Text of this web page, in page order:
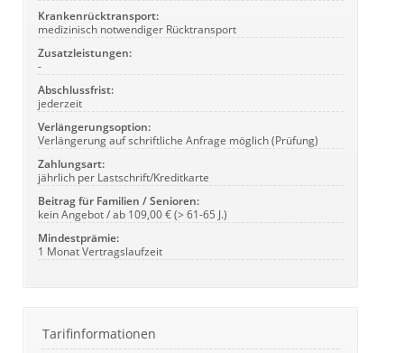
Krankenrücktransport:
medizinisch notwendiger Rücktransport
Zusatzleistungen:
-
Abschlussfrist:
jederzeit
Verlängerungsoption:
Verlängerung auf schriftliche Anfrage möglich (Prüfung)
Zahlungsart:
jährlich per Lastschrift/Kreditkarte
Beitrag für Familien / Senioren:
kein Angebot / ab 109,00 € (> 61-65 J.)
Mindestprämie:
1 Monat Vertragslaufzeit
Tarifinformationen